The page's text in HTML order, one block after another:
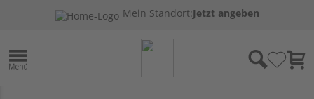
Mein Standort:Jetzt angeben